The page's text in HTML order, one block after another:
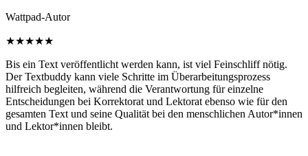
Wattpad-Autor
★★★★★
Bis ein Text veröffentlicht werden kann, ist viel Feinschliff nötig.
Der Textbuddy kann viele Schritte im Überarbeitungsprozess
hilfreich begleiten, während die Verantwortung für einzelne
Entscheidungen bei Korrektorat und Lektorat ebenso wie für den
gesamten Text und seine Qualität bei den menschlichen Autor*innen
und Lektor*innen bleibt.